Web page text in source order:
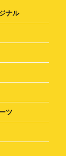
ナル
ツ